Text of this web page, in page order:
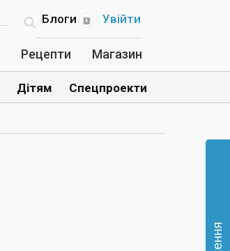
Увійти
Блоги
Рецепти Магазин
Дітям Спецпроекти